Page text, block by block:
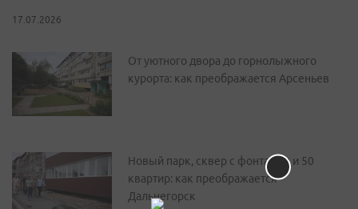
17.07.2026
От уютного двора до горнолыжного
курорта: как преображается Арсеньев
Новый парк, сквер с фонтаном и 50
квартир: как преображается
Дальнегорск